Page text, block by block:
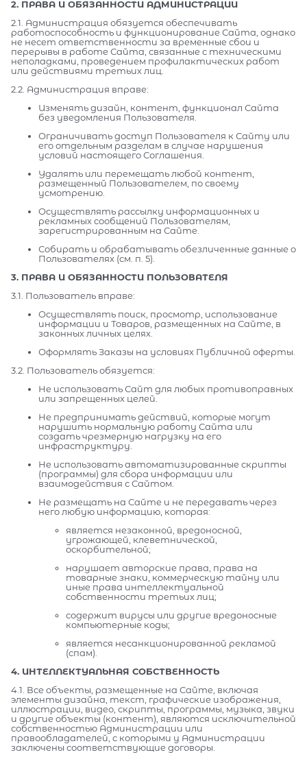
2. ПРАВА И ОБЯЗАННОСТИ АДМИНИСТРАЦИИ
2.1. Администрация обязуется обеспечивать
работоспособность и функционирование Сайта, однако
не несет ответственности за временные сбои и
перерывы в работе Сайта, связанные с техническими
неполадками, проведением профилактических работ
или действиями третьих лиц.
2.2. Администрация вправе:
Изменять дизайн, контент, функционал Сайта
без уведомления Пользователя.
Ограничивать доступ Пользователя к Сайту или
его отдельным разделам в случае нарушения
условий настоящего Соглашения.
Удалять или перемещать любой контент,
размещенный Пользователем, по своему
усмотрению.
Осуществлять рассылку информационных и
рекламных сообщений Пользователям,
зарегистрированным на Сайте.
Собирать и обрабатывать обезличенные данные о
Пользователях (см. п. 5).
3. ПРАВА И ОБЯЗАННОСТИ ПОЛЬЗОВАТЕЛЯ
3.1. Пользователь вправе:
Осуществлять поиск, просмотр, использование
информации и Товаров, размещенных на Сайте, в
законных личных целях.
Оформлять Заказы на условиях Публичной оферты.
3.2. Пользователь обязуется:
Не использовать Сайт для любых противоправных
или запрещенных целей.
Не предпринимать действий, которые могут
нарушить нормальную работу Сайта или
создать чрезмерную нагрузку на его
инфраструктуру.
Не использовать автоматизированные скрипты
(программы) для сбора информации или
взаимодействия с Сайтом.
Не размещать на Сайте и не передавать через
него любую информацию, которая:
является незаконной, вредоносной,
угрожающей, клеветнической,
оскорбительной;
нарушает авторские права, права на
товарные знаки, коммерческую тайну или
иные права интеллектуальной
собственности третьих лиц;
содержит вирусы или другие вредоносные
компьютерные коды;
является несанкционированной рекламой
(спам).
4. ИНТЕЛЛЕКТУАЛЬНАЯ СОБСТВЕННОСТЬ
4.1. Все объекты, размещенные на Сайте, включая
элементы дизайна, текст, графические изображения,
иллюстрации, видео, скрипты, программы, музыка, звуки
и другие объекты (контент), являются исключительной
собственностью Администрации или
правообладателей, с которыми у Администрации
заключены соответствующие договоры.